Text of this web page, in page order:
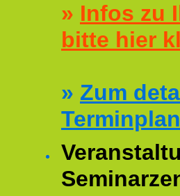
» Infos zu
bitte hier
» Zum
Terminplan